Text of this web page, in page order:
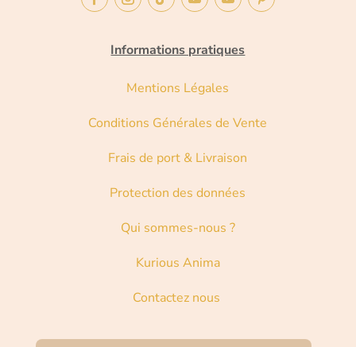
Informations pratiques
Mentions Légales
Conditions Générales de Vente
Frais de port & Livraison
Protection des données
Qui sommes-nous ?
Kurious Anima
Contactez nous